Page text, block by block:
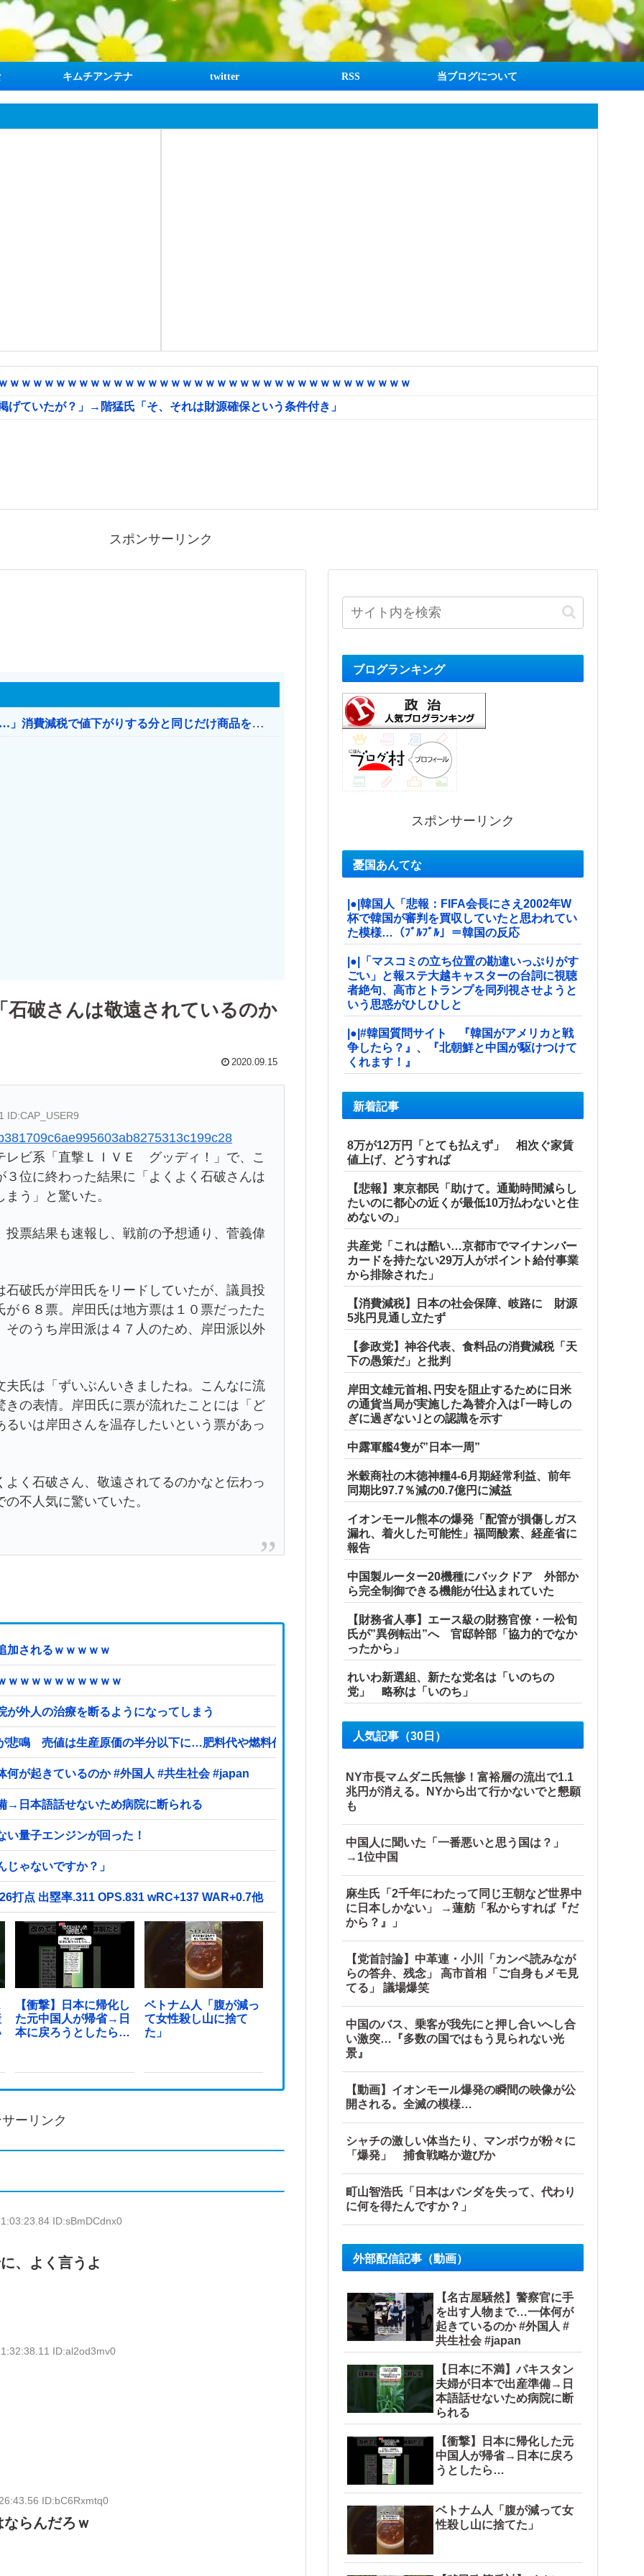
キムチアンテナ twitter RSS 当ブログについて
ｗｗｗｗｗｗｗｗｗｗｗｗｗｗｗｗｗｗｗｗｗｗｗｗｗｗｗｗｗｗｗｗｗｗ
ていたが？」→階猛氏「そ、それは財源確保という条件付き」
スポンサーリンク
【消費税率1％】 「下げるのが筋なんですけど…」消費減税で値下がりする分と同じだけ商品を値上げして店頭価格を変えない店も
石破さんは敬遠されているのか
2020.09.15
ID:CAP_USER9
ビ系「直撃ＬＩＶＥ グッディ！」で、こ
位に終わった結果に「よくよく石破さんは
う」と驚いた。
票結果も速報し、戦前の予想通り、菅義偉
破氏が岸田氏をリードしていたが、議員投
６８票。岸田氏は地方票は１０票だったた
のうち岸田派は４７人のため、岸田派以外
氏は「ずいぶんいきましたね。こんなに流
の表情。岸田氏に票が流れたことには「ど
いは岸田さんを温存したいという票があっ
く石破さん、敬遠されてるのかなと伝わっ
不人気に驚いていた。
加されるｗｗｗｗｗ
ｗｗｗｗｗｗｗｗｗｗ
外人の治療を断るようになってしまう
悲鳴 売値は生産原価の半分以下に…肥料代や燃料代は高騰「今年でやめる」農家も
が起きているのか #外国人 #共生社会 #japan
→日本語話せないため病院に断られる
量子エンジンが回った！
ゃないですか？」
打点 出塁率.311 OPS.831 wRC+137 WAR+0.7他
【衝撃】日本に帰化し
た元中国人が帰省→日
本に戻ろうとしたら…
ベトナム人「腹が減っ
て女性殺し山に捨て
た」
ーリンク
ID:sBmDCdnx0
、よく言うよ
ID:al2od3mv0
ID:bC6Rxmtq0
らんだろｗ
ブログランキング
スポンサーリンク
憂国あんてな
|●|韓国人「悲報：FIFA会長にさえ2002年W
杯で韓国が審判を買収していたと思われてい
た模様…（ﾌﾞﾙﾌﾞﾙ」＝韓国の反応
|●|「マスコミの立ち位置の勘違いっぷりがす
ごい」と報ステ大越キャスターの台詞に視聴
者絶句、高市とトランプを同列視させようと
いう思惑がひしひしと
|●|#韓国質問サイト 『韓国がアメリカと戦
争したら？』、『北朝鮮と中国が駆けつけて
くれます！』
新着記事
8万が12万円「とても払えず」 相次ぐ家賃
値上げ、どうすれば
【悲報】東京都民「助けて。通勤時間減らし
たいのに都心の近くが最低10万払わないと住
めないの」
共産党「これは酷い…京都市でマイナンバー
カードを持たない29万人がポイント給付事業
から排除された」
【消費減税】日本の社会保障、岐路に 財源
5兆円見通し立たず
【参政党】神谷代表、食料品の消費減税「天
下の愚策だ」と批判
岸田文雄元首相､円安を阻止するために日米
の通貨当局が実施した為替介入は｢一時しの
ぎに過ぎない｣との認識を示す
中露軍艦4隻が”日本一周”
米穀商社の木徳神糧4-6月期経常利益、前年
同期比97.7％減の0.7億円に減益
イオンモール熊本の爆発「配管が損傷しガス
漏れ、着火した可能性」福岡酸素、経産省に
報告
中国製ルーター20機種にバックドア 外部か
ら完全制御できる機能が仕込まれていた
【財務省人事】エース級の財務官僚・一松旬
氏が”異例転出”へ 官邸幹部「協力的でなか
ったから」
れいわ新選組、新たな党名は「いのちの
党」 略称は「いのち」
人気記事（30日）
NY市長マムダニ氏無惨！富裕層の流出で1.1
兆円が消える。NYから出て行かないでと懇願
も
中国人に聞いた「一番悪いと思う国は？」
→1位中国
麻生氏「2千年にわたって同じ王朝など世界中
に日本しかない」 →蓮舫「私からすれば『だ
から？』」
【党首討論】中革連・小川「カンペ読みなが
らの答弁、残念」 高市首相「ご自身もメモ見
てる」 議場爆笑
中国のバス、乗客が我先にと押し合いへし合
い激突…『多数の国ではもう見られない光
景』
【動画】イオンモール爆発の瞬間の映像が公
開される。全滅の模様…
シャチの激しい体当たり、マンボウが粉々に
「爆発」 捕食戦略か遊びか
町山智浩氏「日本はパンダを失って、代わり
に何を得たんですか？」
外部配信記事（動画）
【名古屋騒然】警察官に手
を出す人物まで…一体何が
起きているのか #外国人 #
共生社会 #japan
【日本に不満】パキスタン
夫婦が日本で出産準備→日
本語話せないため病院に断
られる
【衝撃】日本に帰化した元
中国人が帰省→日本に戻ろ
うとしたら…
ベトナム人「腹が減って女
性殺し山に捨てた」